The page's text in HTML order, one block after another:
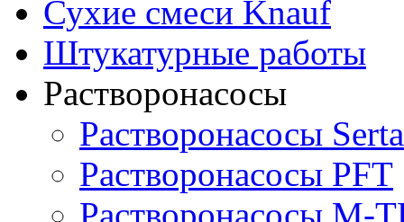
Сухие смеси Knauf
Штукатурные работы
Растворонасосы
Растворонасосы
Растворонасосы PFT